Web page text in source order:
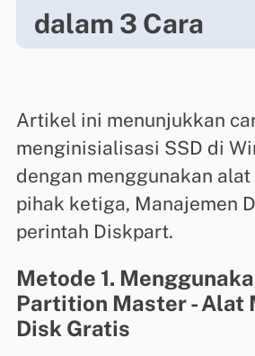
dalam 3 Cara
Artikel ini menunjukkan
menginisialisasi SSD di
dengan menggunakan
pihak ketiga, Manajemen
perintah Diskpart.
Metode 1.
Partition Master - Alat
Disk Gratis